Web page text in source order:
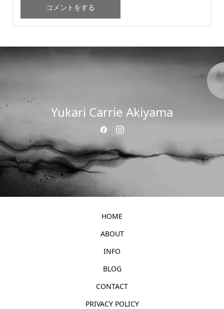
Yukari Carrie Akiyama
HOME
ABOUT
INFO
BLOG
CONTACT
PRIVACY POLICY